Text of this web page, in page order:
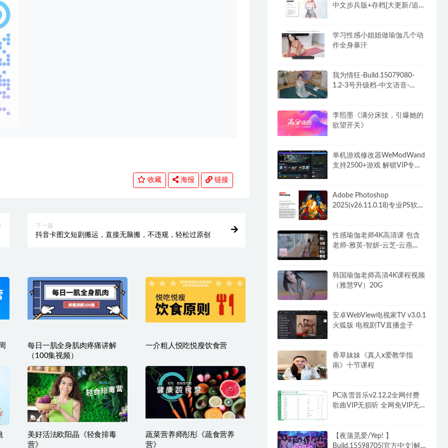
收藏 海报 链接
下一篇
抖音卡图文短剧搬运，直接无脑搬，不违规，轻松过原创
每日一肌全身肌肉疼痛讲解
（100集视频）
一介粗人悦吃悦瘦饮食营
美好活法欧阳晶《轻食排毒
营》
蔬菜营养师彤彤《蔬食营养
营》
中文步兵版+存档[大更新/追加
学习性感小姐姐做瑜伽几个动
作全身暴汗
我为情狂-Build.15079080-
1.2-3号升级档-中文语音-
李熙墨《满分床技，引爆她的
欲望开关》
单机游戏修改器WeModWand
支持2500+游戏 解锁VIP专业
Adobe Photoshop
2025(v26.11.0.18)专业PS软件
性感瑜伽老师4K高清课 包含
老师-雅英-智妍-云芝-云燕
韩国瑜伽老师高清4K课程视频
（雅慧9V）20G
安卓WebView电视家TV v3.0.1
火狐版 电视剧TV直播盒子
香草妹妹《真人x爱教学指
南》十节课程
PC洛雪音乐v2.12.2全网付费
歌曲VIP无损听 全网免VIP无
【夜蒲觅爱/Yep! 】
Build.15598705|官方中文|解